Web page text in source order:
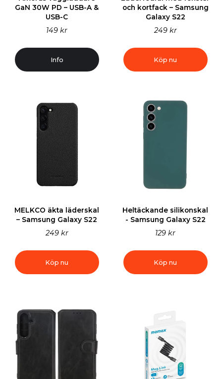
GaN 30W PD – USB-A &
USB-C
149 kr
Info
och kortfack – Samsung
Galaxy S22
249 kr
Köp nu
MELKCO äkta läderskal
– Samsung Galaxy S22
249 kr
Köp nu
Heltäckande silikonskal
- Samsung Galaxy S22
129 kr
Köp nu